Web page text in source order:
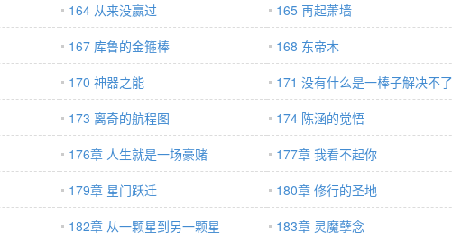
164 从来没赢过
165 再起萧墙
167 库鲁的金箍棒
168 东帝木
170 神器之能
171 没有什么是一棒子解决不
173 离奇的航程图
174 陈涵的觉悟
176章 人生就是一场豪赌
177章 我看不起你
179章 星门跃迁
180章 修行的圣地
182章 从一颗星到另一颗星
183章 灵魔孽念